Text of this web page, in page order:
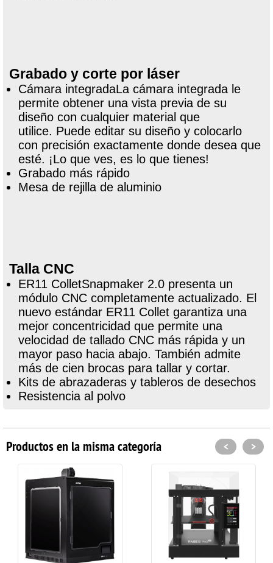
Grabado y corte por láser
Cámara integradaLa cámara integrada le
permite obtener una vista previa de su
diseño con cualquier material que
utilice. Puede editar su diseño y colocarlo
con precisión exactamente donde desea que
esté. ¡Lo que ves, es lo que tienes!
Grabado más rápido
Mesa de rejilla de aluminio
Talla CNC
ER11 ColletSnapmaker 2.0 presenta un
módulo CNC completamente actualizado. El
nuevo estándar ER11 Collet garantiza una
mejor concentricidad que permite una
velocidad de tallado CNC más rápida y un
mayor paso hacia abajo. También admite
más de cien brocas para tallar y cortar.
Kits de abrazaderas y tableros de desechos
Resistencia al polvo
Productos en la misma categoría < >